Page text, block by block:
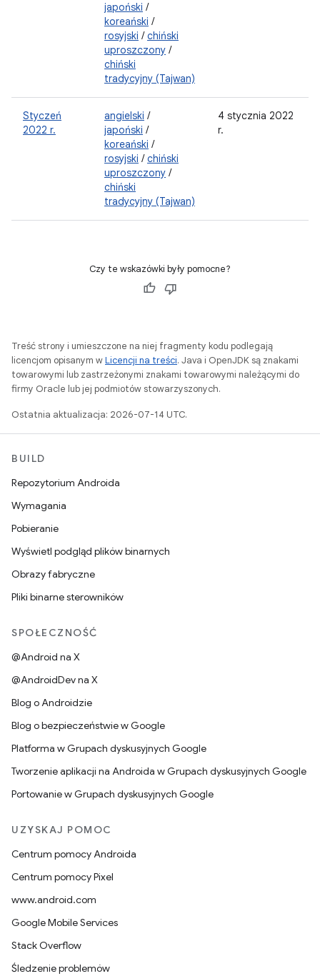
japoński /
koreański /
rosyjski /chiński
uproszczony /
chiński
tradycyjny (Tajwan)
Styczeń
2022 r.
angielski /
japoński /
koreański /
rosyjski /chiński
uproszczony /
chiński
tradycyjny (Tajwan)
4 stycznia 2022
r.
Czy te wskazówki były pomocne?
Treść strony i umieszczone na niej fragmenty kodu podlegają
licencjom opisanym wLicencji na treści. Java i OpenJDK są znakami
towarowymi lub zastrzeżonymi znakami towarowymi należącymi do
firmy Oracle lub jej podmiotów stowarzyszonych.
Ostatnia aktualizacja: 2026-07-14 UTC.
BUILD
Repozytorium Androida
Wymagania
Pobieranie
Wyświetl podgląd plików binarnych
Obrazy fabryczne
Pliki binarne sterowników
SPOŁECZNOŚĆ
@Android na X
@AndroidDev na X
Blog o Androidzie
Blog o bezpieczeństwie w Google
Platforma w Grupach dyskusyjnych Google
Tworzenie aplikacji na Androida w Grupach dyskusyjnych Google
Portowanie w Grupach dyskusyjnych Google
UZYSKAJ POMOC
Centrum pomocy Androida
Centrum pomocy Pixel
www.android.com
Google Mobile Services
Stack Overflow
Śledzenie problemów